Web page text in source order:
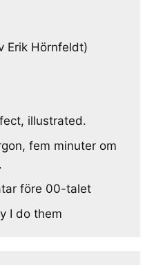
Erik Hörnfeldt)
illustrated.
fem minuter om
före 00-talet
I do them